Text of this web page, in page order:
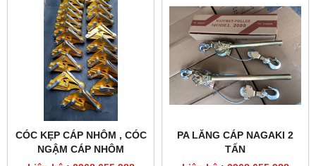
CÓC KẸP CÁP NHÔM , CÓC
NGẬM CÁP NHÔM
PA LĂNG CÁP NAGAKI 2
TẤN